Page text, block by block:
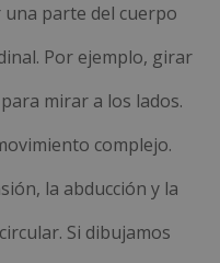
una parte del cuerpo
Por ejemplo, girar
mirar a los lados.
complejo.
la abducción y la
Si dibujamos